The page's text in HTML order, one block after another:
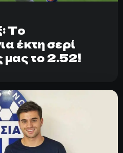
ΑΠΟΡΡΗΤΟΥ
Το
έκτη σερί
μας το 2.52!